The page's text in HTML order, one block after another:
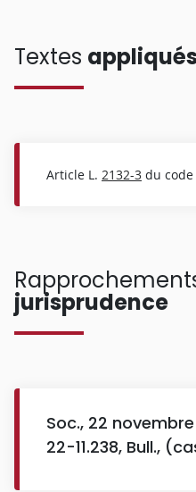
Textes appliqués
Article L. 2132-3 du
jurisprudence
Soc., 22
22-11.238, Bull.,